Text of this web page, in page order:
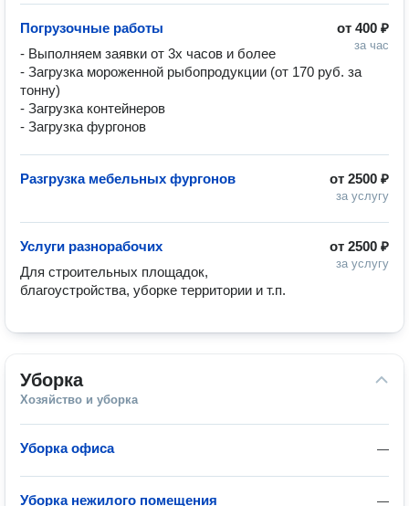
от 400 ₽
за час
Погрузочные работы
- Выполняем заявки от 3х часов и более
- Загрузка мороженной рыбопродукции (от 170 руб. за
тонну)
- Загрузка контейнеров
от 2500 ₽
за услугу
Разгрузка мебельных фургонов
от 2500 ₽
за услугу
Услуги разнорабочих
Для строительных площадок,
благоустройства, уборке территории и т.п.
Уборка
Хозяйство и уборка
—
Уборка офиса
—
Уборка нежилого помещения